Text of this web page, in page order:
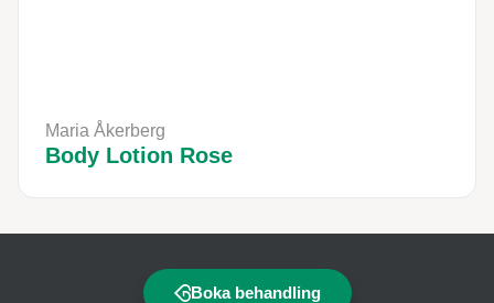
Maria Åkerberg
Body Lotion Rose
Boka behandling